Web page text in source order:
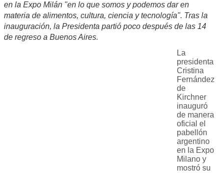
en la Expo Milán "en lo que somos y podemos dar en
materia de alimentos, cultura, ciencia y tecnología". Tras la
inauguración, la Presidenta partió poco después de las 14
de regreso a Buenos Aires.
La
presidenta
Cristina
Fernández
de
Kirchner
inauguró
de manera
oficial el
pabellón
argentino
en la Expo
Milano y
mostró su